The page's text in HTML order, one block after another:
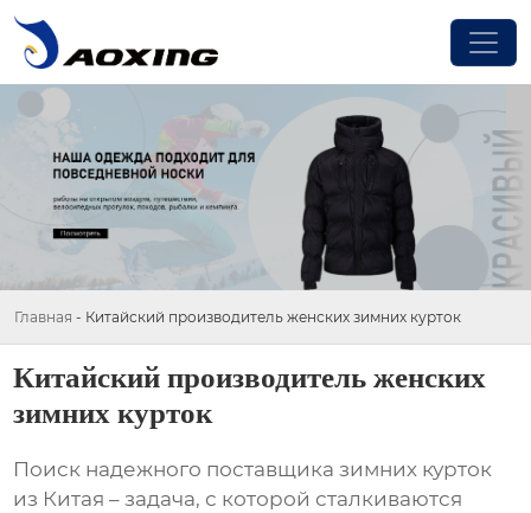
Главная - Китайский производитель женских зимних курток
Китайский производитель женских
зимних курток
Поиск надежного поставщиказимних курток
из Китая – задача, с которой сталкиваются